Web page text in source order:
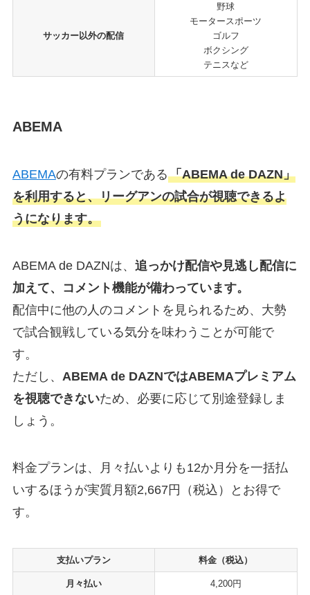
サッカー以外の配信
野球
モータースポーツ
ゴルフ
ボクシング
テニスなど
ABEMA
ABEMAの有料プランである「ABEMA de DAZN」
を利用すると、リーグアンの試合が視聴できるよ
うになります。
ABEMA de DAZNは、 追っかけ配信や見逃し配信に
加えて、コメント機能が備わっています。
配信中に他の人のコメントを見られるため、大勢
で試合観戦している気分を味わうことが可能で
す。
ただし、 ABEMA de DAZNではABEMAプレミアム
を視聴できないため、必要に応じて別途登録しま
しょう。
料金プランは、月々払いよりも12か月分を一括払
いするほうが実質月額2,667円（税込）とお得で
す。
支払いプラン 料金（税込）
月々払い 4,200円